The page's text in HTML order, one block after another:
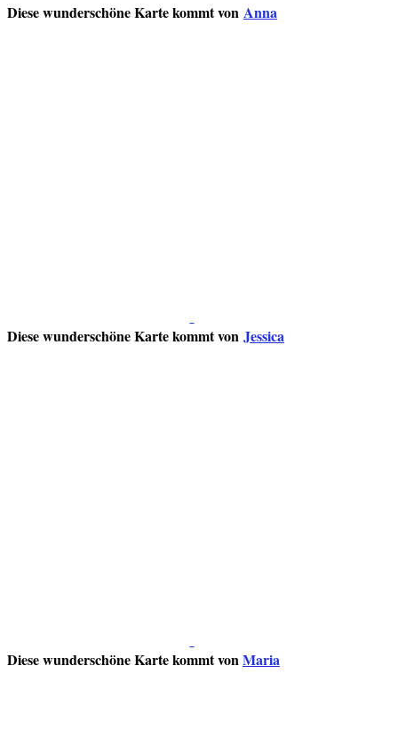
Diese wunderschöne Karte kommt von Anna
Diese wunderschöne Karte kommt von Jessica
Diese wunderschöne Karte kommt vonMaria